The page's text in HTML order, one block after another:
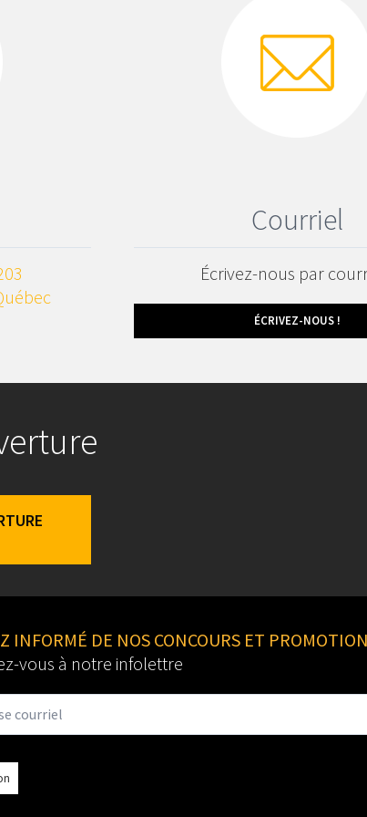
Courriel
Écrivez-nous par
ÉCRIVEZ-NOUS !
INFORMÉ DE NOS CONCOURS ET
vous à notre infolettre